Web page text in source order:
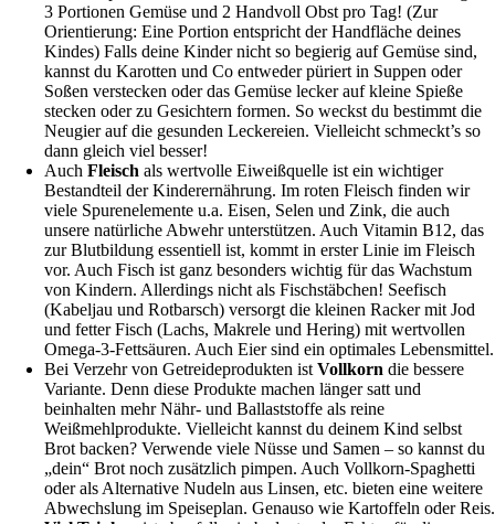
3 Portionen Gemüse und 2 Handvoll Obst pro Tag! (Zur
Orientierung: Eine Portion entspricht der Handfläche deines
Kindes) Falls deine Kinder nicht so begierig auf Gemüse sind,
kannst du Karotten und Co entweder püriert in Suppen oder
Soßen verstecken oder das Gemüse lecker auf kleine Spieße
stecken oder zu Gesichtern formen. So weckst du bestimmt die
Neugier auf die gesunden Leckereien. Vielleicht schmeckt’s so
dann gleich viel besser!
Auch Fleisch als wertvolle Eiweißquelle ist ein wichtiger
Bestandteil der Kinderernährung. Im roten Fleisch finden wir
viele Spurenelemente u.a. Eisen, Selen und Zink, die auch
unsere natürliche Abwehr unterstützen. Auch Vitamin B12, das
zur Blutbildung essentiell ist, kommt in erster Linie im Fleisch
vor. Auch Fisch ist ganz besonders wichtig für das Wachstum
von Kindern. Allerdings nicht als Fischstäbchen! Seefisch
(Kabeljau und Rotbarsch) versorgt die kleinen Racker mit Jod
und fetter Fisch (Lachs, Makrele und Hering) mit wertvollen
Omega-3-Fettsäuren. Auch Eier sind ein optimales Lebensmittel.
Bei Verzehr von Getreideprodukten ist Vollkorn die bessere
Variante. Denn diese Produkte machen länger satt und
beinhalten mehr Nähr- und Ballaststoffe als reine
Weißmehlprodukte. Vielleicht kannst du deinem Kind selbst
Brot backen? Verwende viele Nüsse und Samen – so kannst du
„dein“ Brot noch zusätzlich pimpen. Auch Vollkorn-Spaghetti
oder als Alternative Nudeln aus Linsen, etc. bieten eine weitere
Abwechslung im Speiseplan. Genauso wie Kartoffeln oder Reis.